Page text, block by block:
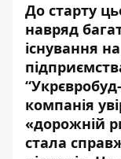
До старту
навряд
існування
компанія
«дорожній
стала